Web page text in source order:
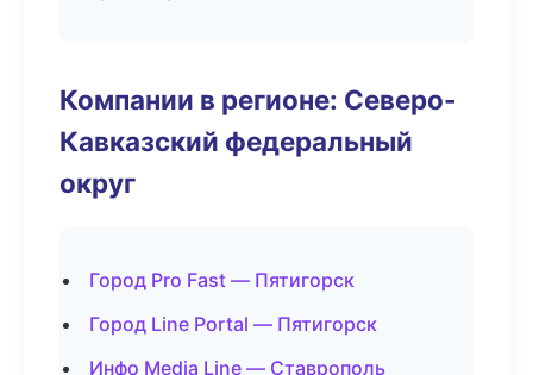
Компании в регионе: Северо-
Кавказский федеральный
округ
Город Pro Fast — Пятигорск
Город Line Portal — Пятигорск
Инфо Media Line — Ставрополь